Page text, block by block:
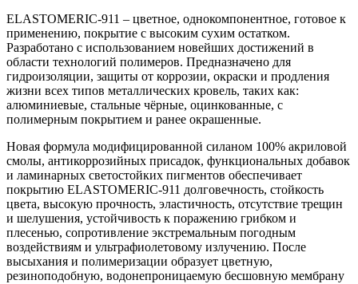
ELASTOMERIC-911 – цветное, однокомпонентное, готовое к
применению, покрытие с высоким сухим остатком.
Разработано c использованием новейших достижений в
области технологий полимеров. Предназначено для
гидроизоляции, защиты от коррозии, окраски и продления
жизни всех типов металлических кровель, таких как:
алюминиевые, стальные чёрные, оцинкованные, с
полимерным покрытием и ранее окрашенные.
Новая формула модифицированной силаном 100% акриловой
смолы, антикоррозийных присадок, функциональных добавок
и ламинарных светостойких пигментов обеспечивает
покрытию ELASTOMERIC-911 долговечность, стойкость
цвета, высокую прочность, эластичность, отсутствие трещин
и шелушения, устойчивость к поражению грибком и
плесенью, сопротивление экстремальным погодным
воздействиям и ультрафиолетовому излучению. После
высыхания и полимеризации образует цветную,
резиноподобную, водонепроницаемую бесшовную мембрану